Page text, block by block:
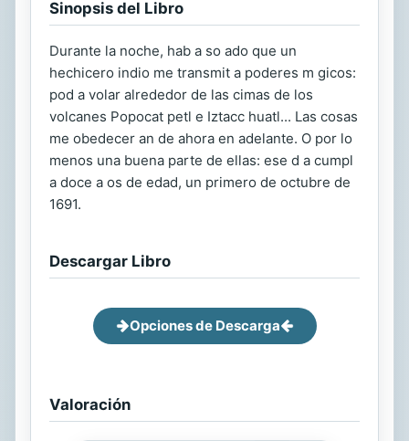
Sinopsis del Libro
Durante la noche, hab a so ado que un
hechicero indio me transmit a poderes m gicos:
pod a volar alrededor de las cimas de los
volcanes Popocat petl e Iztacc huatl... Las cosas
me obedecer an de ahora en adelante. O por lo
menos una buena parte de ellas: ese d a cumpl
a doce a os de edad, un primero de octubre de
1691.
Descargar Libro
Opciones de Descarga
Valoración